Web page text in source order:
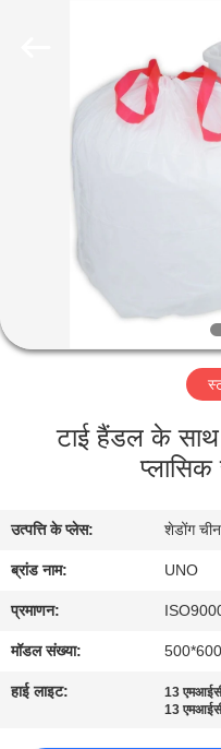
उत्पादों
में
भ्रमण
नियंत्रण
संपर्क
करें
टाई हैंडल के साथ
उत्पत्ति के प्लेस: शेडोंग चीन
ब्रांड नाम: UNO
प्रमाणन:
मॉडल संख्या:
हाई लाइट: 13
13